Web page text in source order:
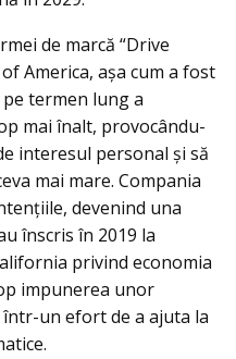
de marcă “Drive
America, așa cum a fost
termen lung a
mai înalt, provocându-
interesul personal și să
mai mare. Compania
devenind una
înscris în 2019 la
privind economia
impunerea unor
într-un efort de a ajuta la